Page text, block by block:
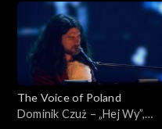
8 listopada 2025
The Voice of Poland
Dominik Czuż – „Hej Wy”,